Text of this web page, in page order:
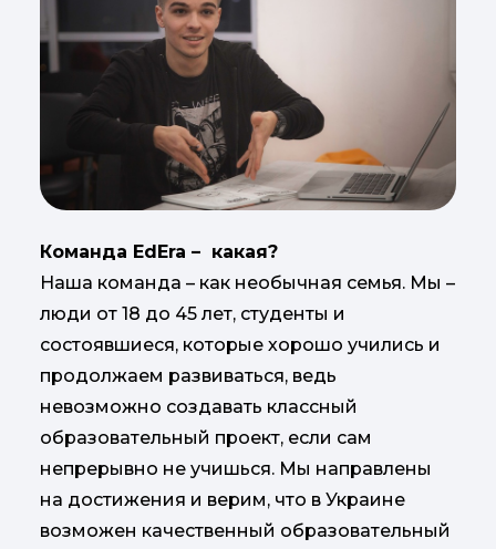
Команда EdEra – какая?
Наша команда – как необычная семья. Мы –
люди от 18 до 45 лет, студенты и
состоявшиеся, которые хорошо учились и
продолжаем развиваться, ведь
невозможно создавать классный
образовательный проект, если сам
непрерывно не учишься. Мы направлены
на достижения и верим, что в Украине
возможен качественный образовательный